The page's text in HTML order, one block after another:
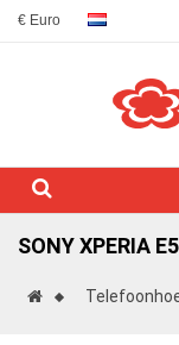
€ Euro
SONY XPERIA E5